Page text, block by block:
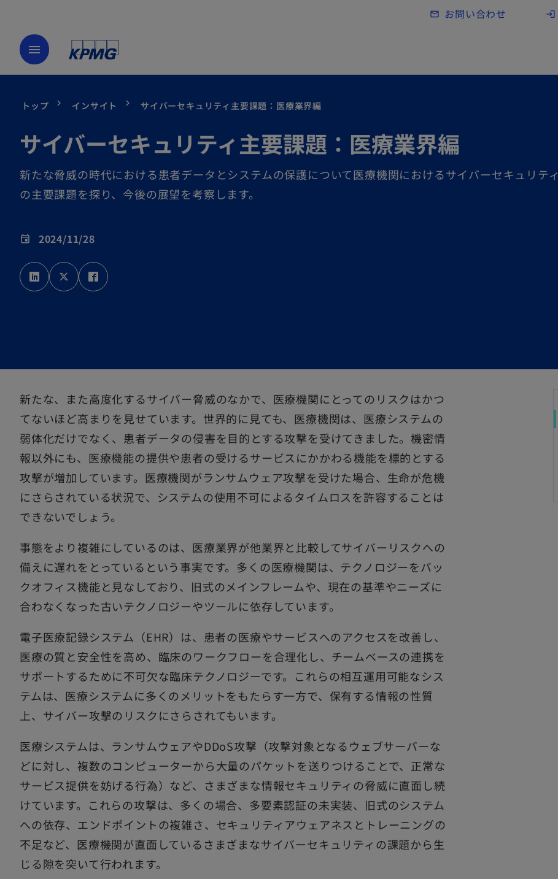
Skip to main content
mail_outline お問い合わせ login
新
menu
トップ インサイト サイバーセキュリティ主要課題：医療業界編
サイバーセキュリティ主要課題：医療業界編
新たな脅威の時代における患者データとシステムの保護について医療機関におけるサイバーセキュリティ
の主要課題を探り、今後の展望を考察します。
event 2024/11/28
新
し
新
し
新たな、また高度化するサイバー脅威のなかで、医療機関にとってのリスクはかつ
てないほど高まりを見せています。世界的に見ても、医療機関は、医療システムの
弱体化だけでなく、患者データの侵害を目的とする攻撃を受けてきました。機密情
報以外にも、医療機能の提供や患者の受けるサービスにかかわる機能を標的とする
攻撃が増加しています。医療機関がランサムウェア攻撃を受けた場合、生命が危機
にさらされている状況で、システムの使用不可によるタイムロスを許容することは
できないでしょう。
事態をより複雑にしているのは、医療業界が他業界と比較してサイバーリスクへの
備えに遅れをとっているという事実です。多くの医療機関は、テクノロジーをバッ
クオフィス機能と見なしており、旧式のメインフレームや、現在の基準やニーズに
合わなくなった古いテクノロジーやツールに依存しています。
電子医療記録システム（EHR）は、患者の医療やサービスへのアクセスを改善し、
医療の質と安全性を高め、臨床のワークフローを合理化し、チームベースの連携を
サポートするために不可欠な臨床テクノロジーです。これらの相互運用可能なシス
テムは、医療システムに多くのメリットをもたらす一方で、保有する情報の性質
上、サイバー攻撃のリスクにさらされてもいます。
医療システムは、ランサムウェアやDDoS攻撃（攻撃対象となるウェブサーバーな
どに対し、複数のコンピューターから大量のパケットを送りつけることで、正常な
サービス提供を妨げる行為）など、さまざまな情報セキュリティの脅威に直面し続
けています。これらの攻撃は、多くの場合、多要素認証の未実装、旧式のシステム
への依存、エンドポイントの複雑さ、セキュリティアウェアネスとトレーニングの
不足など、医療機関が直面しているさまざまなサイバーセキュリティの課題から生
じる隙を突いて行われます。